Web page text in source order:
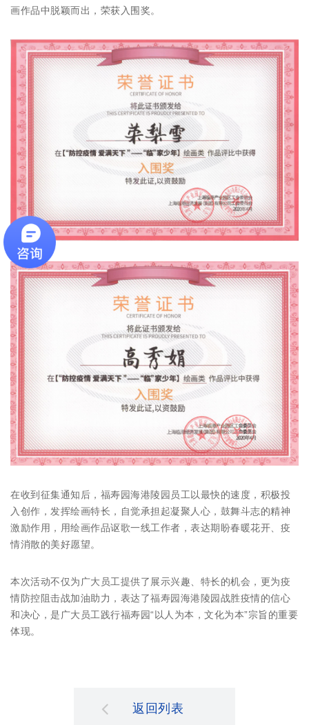
画作品中脱颖而出，荣获入围奖。
在收到征集通知后，福寿园海港陵园员工以最快的速度，积极投
入创作，发挥绘画特长，自觉承担起凝聚人心，鼓舞斗志的精神
激励作用，用绘画作品讴歌一线工作者，表达期盼春暖花开、疫
情消散的美好愿望。
本次活动不仅为广大员工提供了展示兴趣、特长的机会，更为疫
情防控阻击战加油助力，表达了福寿园海港陵园战胜疫情的信心
和决心，是广大员工践行福寿园“以人为本，文化为本”宗旨的重要
体现。
返回列表